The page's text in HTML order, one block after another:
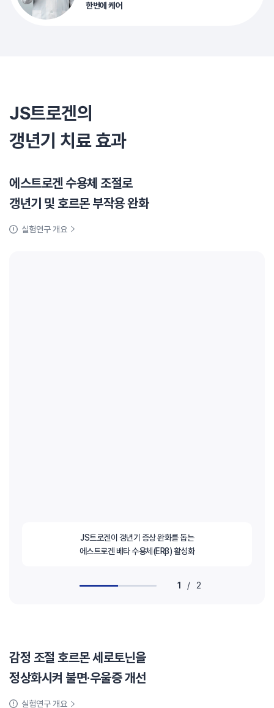
한번에 케어
JS트로겐의
갱년기 치료 효과
에스트로겐 수용체 조절로
갱년기 및 호르몬 부작용 완화
실험연구 개요
JS트로겐이 갱년기 증상 완화를 돕는
에스트로겐 베타 수용체(ERβ) 활성화
1 / 2
감정 조절 호르몬 세로토닌을
정상화시켜 불면·우울증 개선
실험연구 개요